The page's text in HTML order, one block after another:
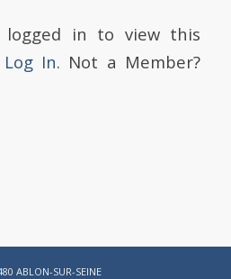
in to view this
Log In. Not a Member?
ABLON-SUR-SEINE